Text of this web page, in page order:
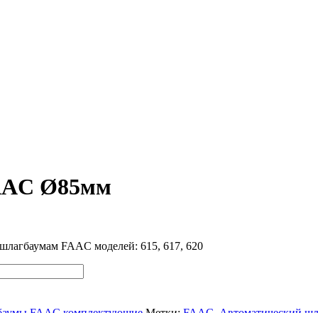
Ø85мм
FAAC моделей: 615, 617, 620